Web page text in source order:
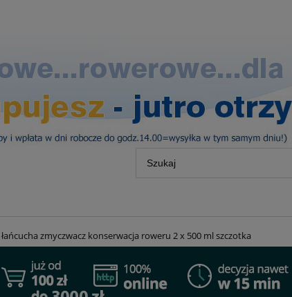
zmyczwacz konserwacja roweru 2 x 500 ml szczotka